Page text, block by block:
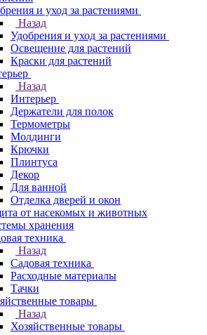
и уход за растениями
Назад
Удобрения и уход за растениями
Освещение для растений
Краски для растений
Назад
Интерьер
Держатели для полок
Термометры
Молдинги
Крючки
Плинтуса
Декор
Для ванной
Отделка дверей и окон
от насекомых и животных
хранения
техника
Назад
Садовая техника
Расходные материалы
Тачки
товары
Назад
Хозяйственные товары